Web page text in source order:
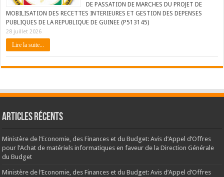
DE PASSATION DE MARCHES DU PROJET DE
MOBILISATION DES RECETTES INTERIEURES ET GESTION DES DEPENSES
PUBLIQUES DE LA REPUBLIQUE DE GUINEE (P513145)
28 juillet 2026
Lire la suite...
Articles récents
Ministère de l’Economie, des Finances et du Budget: Avis d’Appel d’Offres
pour l’Achat de matériels informatiques en faveur de la Direction Générale
du Budget
Ministère de l’Economie, des Finances et du Budget: Avis d’Appel d’Offres